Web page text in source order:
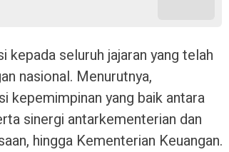
kepada seluruh jajaran yang telah
nasional. Menurutnya,
kepemimpinan yang baik antara
sinergi antarkementerian dan
hingga Kementerian Keuangan.